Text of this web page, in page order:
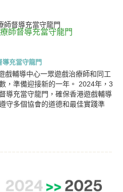
師督導充當守龍門
充當守龍門
戲輔導中心一眾遊戲治療師和同工
，準備迎接新的一年。 2024年，3
導充當守龍門，確保香港遊戲輔導
守多個協會的道德和最佳實踐準